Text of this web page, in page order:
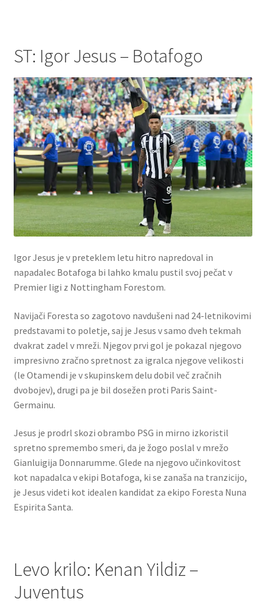
ST: Igor Jesus – Botafogo
Igor Jesus je v preteklem letu hitro napredoval in
napadalec Botafoga bi lahko kmalu pustil svoj pečat v
Premier ligi z Nottingham Forestom.
Navijači Foresta so zagotovo navdušeni nad 24-letnikovimi
predstavami to poletje, saj je Jesus v samo dveh tekmah
dvakrat zadel v mreži. Njegov prvi gol je pokazal njegovo
impresivno zračno spretnost za igralca njegove velikosti
(le Otamendi je v skupinskem delu dobil več zračnih
dvobojev), drugi pa je bil dosežen proti Paris Saint-
Germainu.
Jesus je prodrl skozi obrambo PSG in mirno izkoristil
spretno spremembo smeri, da je žogo poslal v mrežo
Gianluigija Donnarumme. Glede na njegovo učinkovitost
kot napadalca v ekipi Botafoga, ki se zanaša na tranzicijo,
je Jesus videti kot idealen kandidat za ekipo Foresta Nuna
Espirita Santa.
Levo krilo: Kenan Yildiz –
Juventus